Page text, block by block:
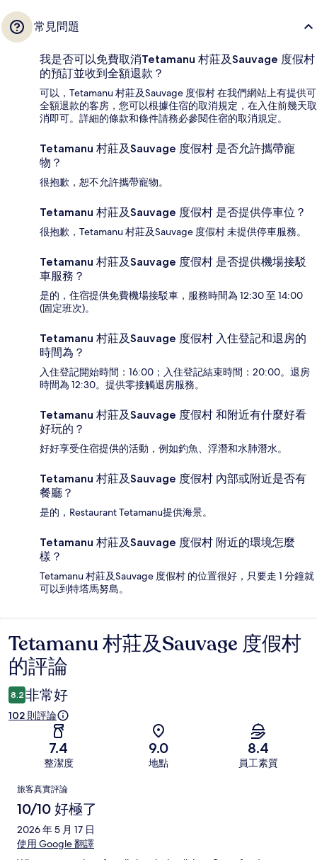
常見問題
我是否可以免費取消Tetamanu 村莊及Sauvage 度假村
的預訂並收到全額退款？
可以，Tetamanu 村莊及Sauvage 度假村 在我們網站上有提供可
全額退款的客房，您可以根據住宿的取消規定，在入住前幾天取
消即可。詳細的條款和條件請務必參閱住宿的取消規定。
Tetamanu 村莊及Sauvage 度假村 是否允許攜帶寵
物？
很抱歉，恕不允許攜帶寵物。
Tetamanu 村莊及Sauvage 度假村 是否提供停車位？
很抱歉，Tetamanu 村莊及Sauvage 度假村 未提供停車服務。
Tetamanu 村莊及Sauvage 度假村 是否提供機場接駁
車服務？
是的，住宿提供免費機場接駁車，服務時間為 12:30 至 14:00
(固定班次)。
Tetamanu 村莊及Sauvage 度假村 入住登記和退房的
時間為？
入住登記開始時間：16:00；入住登記結束時間：20:00。退房
時間為 12:30。提供零接觸退房服務。
Tetamanu 村莊及Sauvage 度假村 和附近有什麼好看
好玩的？
好好享受住宿提供的活動，例如釣魚、浮潛和水肺潛水。
Tetamanu 村莊及Sauvage 度假村 內部或附近是否有
餐廳？
是的，Restaurant Tetamanu提供海景。
Tetamanu 村莊及Sauvage 度假村 附近的環境怎麼
樣？
Tetamanu 村莊及Sauvage 度假村 的位置很好，只要走 1 分鐘就
可以到特塔馬努島。
評
論
Tetamanu 村莊及Sauvage 度假村
的評論
8.2 非常好
102 則評論
7.4
整潔度
9.0
地點
8.4
員工素質
評
論
旅客真實評論
10/10 好極了
2026 年 5 月 17 日
使用 Google 翻譯